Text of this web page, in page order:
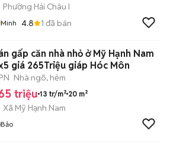
Phường Hải Châu I
Minh 4.8 1 đã bán
gấp căn nhà nhỏ ở Mỹ Hạnh Nam
giá 265Triệu giáp Hóc Môn
Nhà ngõ, hẻm
triệu 13 tr/m² 20 m²
Xã Mỹ Hạnh Nam
Bảo